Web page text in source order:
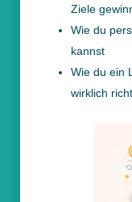
Ziele
Wie du
kannst
Wie du ein
wirklich